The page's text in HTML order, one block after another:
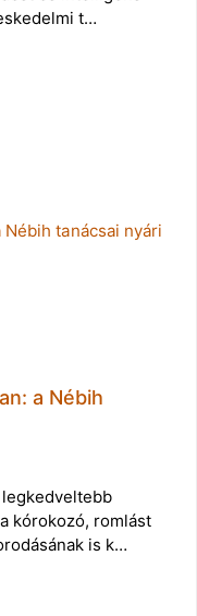
t…
a Nébih
kórokozó, romlást
is k…